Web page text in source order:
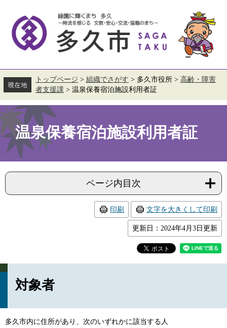
す。
し
て
へ
トップページ > 組織でさがす > 多久市役所 > 高齢・障害
者支援課 > 温泉保養宿泊施設利用者証
本
文
温泉保養宿泊施設利用者証
ページ内目次
印刷 文字を大きくして印刷
更新日：2024年4月3日更新
対象者
多久市内に住所があり、次のいずれかに該当する人